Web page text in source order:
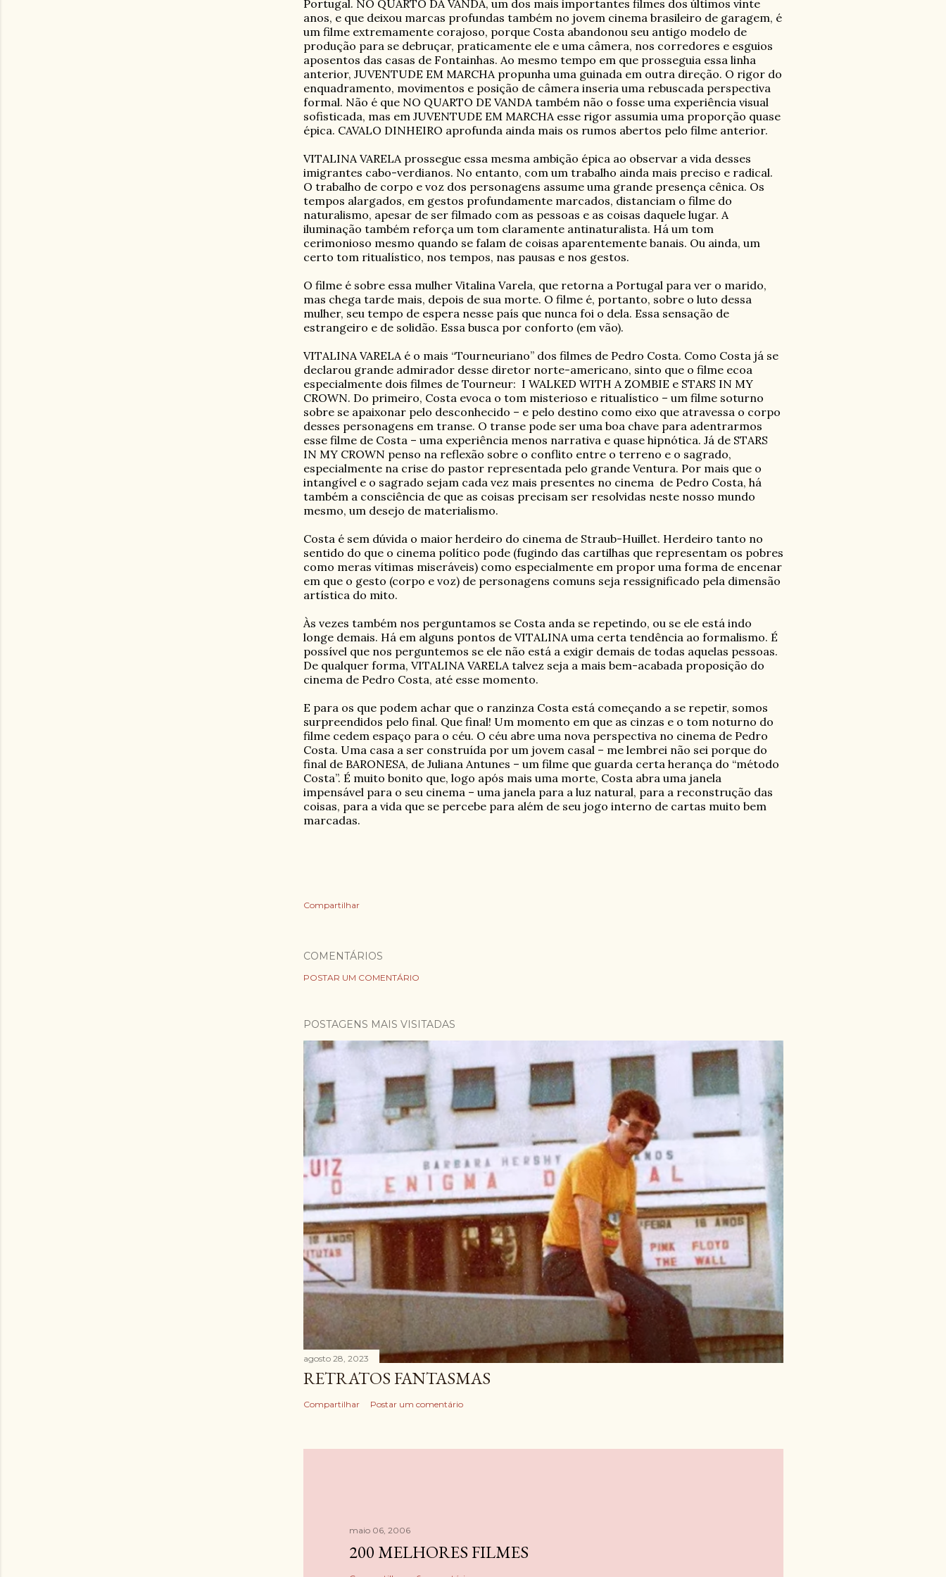
Portugal. NO QUARTO DA VANDA, um dos mais importantes filmes dos últimos vinte
anos, e que deixou marcas profundas também no jovem cinema brasileiro de garagem, é
um filme extremamente corajoso, porque Costa abandonou seu antigo modelo de
produção para se debruçar, praticamente ele e uma câmera, nos corredores e esguios
aposentos das casas de Fontainhas. Ao mesmo tempo em que prosseguia essa linha
anterior, JUVENTUDE EM MARCHA propunha uma guinada em outra direção. O rigor do
enquadramento, movimentos e posição de câmera inseria uma rebuscada perspectiva
formal. Não é que NO QUARTO DE VANDA também não o fosse uma experiência visual
sofisticada, mas em JUVENTUDE EM MARCHA esse rigor assumia uma proporção quase
épica. CAVALO DINHEIRO aprofunda ainda mais os rumos abertos pelo filme anterior.
VITALINA VARELA prossegue essa mesma ambição épica ao observar a vida desses
imigrantes cabo-verdianos. No entanto, com um trabalho ainda mais preciso e radical.
O trabalho de corpo e voz dos personagens assume uma grande presença cênica. Os
tempos alargados, em gestos profundamente marcados, distanciam o filme do
naturalismo, apesar de ser filmado com as pessoas e as coisas daquele lugar. A
iluminação também reforça um tom claramente antinaturalista. Há um tom
cerimonioso mesmo quando se falam de coisas aparentemente banais. Ou ainda, um
certo tom ritualístico, nos tempos, nas pausas e nos gestos.
O filme é sobre essa mulher Vitalina Varela, que retorna a Portugal para ver o marido,
mas chega tarde mais, depois de sua morte. O filme é, portanto, sobre o luto dessa
mulher, seu tempo de espera nesse país que nunca foi o dela. Essa sensação de
estrangeiro e de solidão. Essa busca por conforto (em vão).
VITALINA VARELA é o mais “Tourneuriano” dos filmes de Pedro Costa. Como Costa já se
declarou grande admirador desse diretor norte-americano, sinto que o filme ecoa
especialmente dois filmes de Tourneur: I WALKED WITH A ZOMBIE e STARS IN MY
CROWN. Do primeiro, Costa evoca o tom misterioso e ritualístico – um filme soturno
sobre se apaixonar pelo desconhecido – e pelo destino como eixo que atravessa o corpo
desses personagens em transe. O transe pode ser uma boa chave para adentrarmos
esse filme de Costa – uma experiência menos narrativa e quase hipnótica. Já de STARS
IN MY CROWN penso na reflexão sobre o conflito entre o terreno e o sagrado,
especialmente na crise do pastor representada pelo grande Ventura. Por mais que o
intangível e o sagrado sejam cada vez mais presentes no cinema de Pedro Costa, há
também a consciência de que as coisas precisam ser resolvidas neste nosso mundo
mesmo, um desejo de materialismo.
Costa é sem dúvida o maior herdeiro do cinema de Straub-Huillet. Herdeiro tanto no
sentido do que o cinema político pode (fugindo das cartilhas que representam os pobres
como meras vítimas miseráveis) como especialmente em propor uma forma de encenar
em que o gesto (corpo e voz) de personagens comuns seja ressignificado pela dimensão
artística do mito.
Às vezes também nos perguntamos se Costa anda se repetindo, ou se ele está indo
longe demais. Há em alguns pontos de VITALINA uma certa tendência ao formalismo. É
possível que nos perguntemos se ele não está a exigir demais de todas aquelas pessoas.
De qualquer forma, VITALINA VARELA talvez seja a mais bem-acabada proposição do
cinema de Pedro Costa, até esse momento.
E para os que podem achar que o ranzinza Costa está começando a se repetir, somos
surpreendidos pelo final. Que final! Um momento em que as cinzas e o tom noturno do
filme cedem espaço para o céu. O céu abre uma nova perspectiva no cinema de Pedro
Costa. Uma casa a ser construída por um jovem casal – me lembrei não sei porque do
final de BARONESA, de Juliana Antunes – um filme que guarda certa herança do “método
Costa”. É muito bonito que, logo após mais uma morte, Costa abra uma janela
impensável para o seu cinema – uma janela para a luz natural, para a reconstrução das
coisas, para a vida que se percebe para além de seu jogo interno de cartas muito bem
marcadas.
Compartilhar
COMENTÁRIOS
POSTAR UM COMENTÁRIO
POSTAGENS MAIS VISITADAS
agosto 28, 2023
RETRATOS FANTASMAS
Compartilhar Postar um comentário
maio 06, 2006
200 MELHORES FILMES